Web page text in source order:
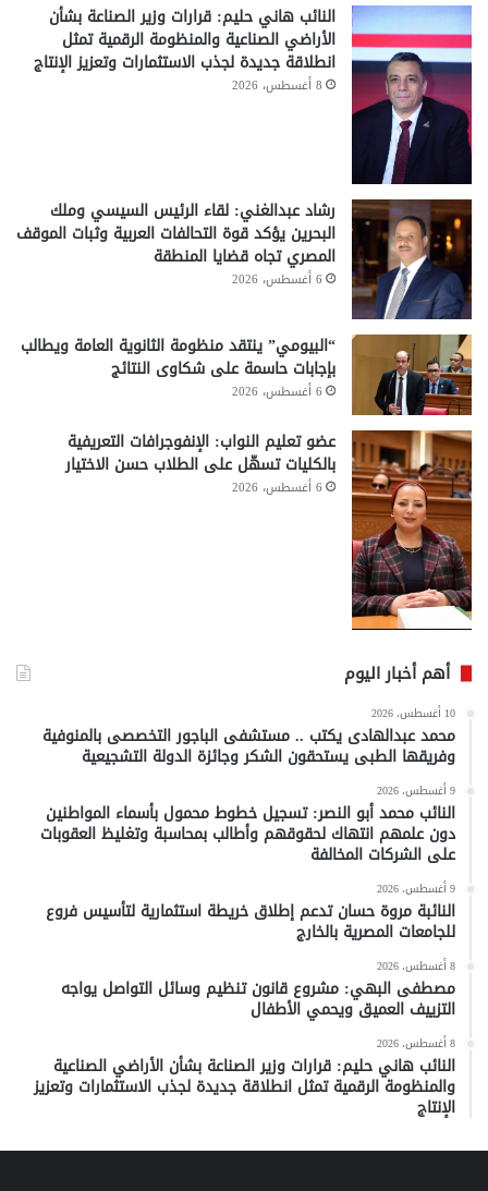
النائب هاني حليم: قرارات وزير الصناعة بشأن
الأراضي الصناعية والمنظومة الرقمية تمثل
انطلاقة جديدة لجذب الاستثمارات وتعزيز الإنتاج
8 أغسطس، 2026
رشاد عبدالغني: لقاء الرئيس السيسي وملك
البحرين يؤكد قوة التحالفات العربية وثبات الموقف
المصري تجاه قضايا المنطقة
6 أغسطس، 2026
“البيومي” ينتقد منظومة الثانوية العامة ويطالب
بإجابات حاسمة على شكاوى النتائج
6 أغسطس، 2026
عضو تعليم النواب: الإنفوجرافات التعريفية
بالكليات تسهّل على الطلاب حسن الاختيار
6 أغسطس، 2026
أهم أخبار اليوم
10 أغسطس، 2026
محمد عبدالهادى يكتب .. مستشفى الباجور التخصصى بالمنوفية
وفريقها الطبى يستحقون الشكر وجائزة الدولة التشجيعية
9 أغسطس، 2026
النائب محمد أبو النصر: تسجيل خطوط محمول بأسماء المواطنين
دون علمهم انتهاك لحقوقهم وأطالب بمحاسبة وتغليظ العقوبات
على الشركات المخالفة
9 أغسطس، 2026
النائبة مروة حسان تدعم إطلاق خريطة استثمارية لتأسيس فروع
للجامعات المصرية بالخارج
8 أغسطس، 2026
مصطفى البهي: مشروع قانون تنظيم وسائل التواصل يواجه
التزييف العميق ويحمي الأطفال
8 أغسطس، 2026
النائب هاني حليم: قرارات وزير الصناعة بشأن الأراضي الصناعية
والمنظومة الرقمية تمثل انطلاقة جديدة لجذب الاستثمارات وتعزيز
الإنتاج